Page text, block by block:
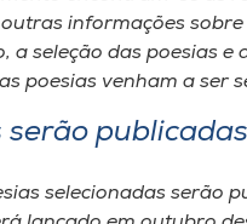
informações
a seleção das poesias e
poesias venham a ser
serão
selecionadas serão